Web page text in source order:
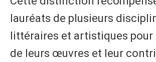
lauréats de plusieurs
littéraires et artistiques pour
de leurs œuvres et leur